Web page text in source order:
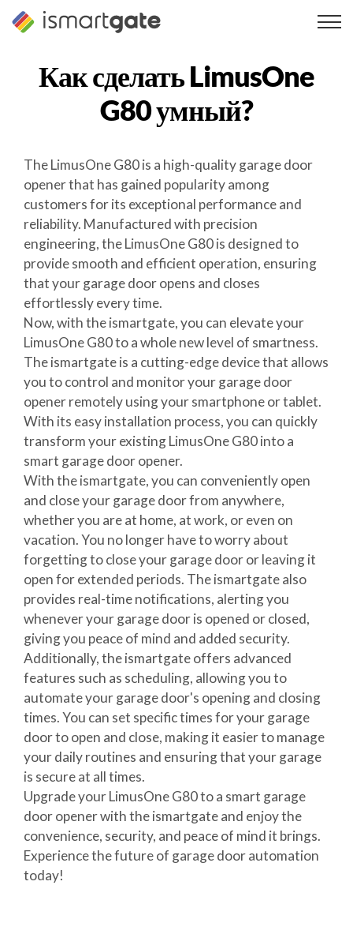
Перейти
Как сделатьLimusOne
G80умный?
The LimusOne G80 is a high-quality garage door
opener that has gained popularity among
customers for its exceptional performance and
reliability. Manufactured with precision
engineering, the LimusOne G80 is designed to
provide smooth and efficient operation, ensuring
that your garage door opens and closes
effortlessly every time.
Now, with the ismartgate, you can elevate your
LimusOne G80 to a whole new level of smartness.
The ismartgate is a cutting-edge device that allows
you to control and monitor your garage door
opener remotely using your smartphone or tablet.
With its easy installation process, you can quickly
transform your existing LimusOne G80 into a
smart garage door opener.
With the ismartgate, you can conveniently open
and close your garage door from anywhere,
whether you are at home, at work, or even on
vacation. You no longer have to worry about
forgetting to close your garage door or leaving it
open for extended periods. The ismartgate also
provides real-time notifications, alerting you
whenever your garage door is opened or closed,
giving you peace of mind and added security.
Additionally, the ismartgate offers advanced
features such as scheduling, allowing you to
automate your garage door's opening and closing
times. You can set specific times for your garage
door to open and close, making it easier to manage
your daily routines and ensuring that your garage
is secure at all times.
Upgrade your LimusOne G80 to a smart garage
door opener with the ismartgate and enjoy the
convenience, security, and peace of mind it brings.
Experience the future of garage door automation
today!